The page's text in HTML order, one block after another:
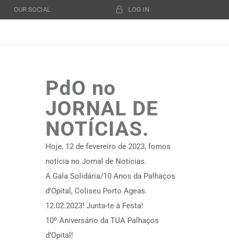
OUR SOCIAL LOG IN
PdO no
JORNAL DE
NOTÍCIAS.
Hoje, 12 de fevereiro de 2023, fomos
notícia no Jornal de Notícias.
A Gala Solidária/10 Anos da Palhaços
d’Opital, Coliseu Porto Ageas.
12.02.2023! Junta-te à Festa!
10º Aniversário da TUA Palhaços
d’Opital!